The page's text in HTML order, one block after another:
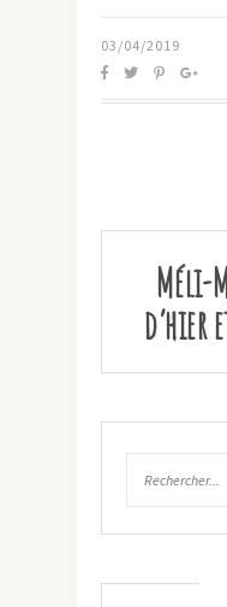
03/04/2019
Méli-
d’hier